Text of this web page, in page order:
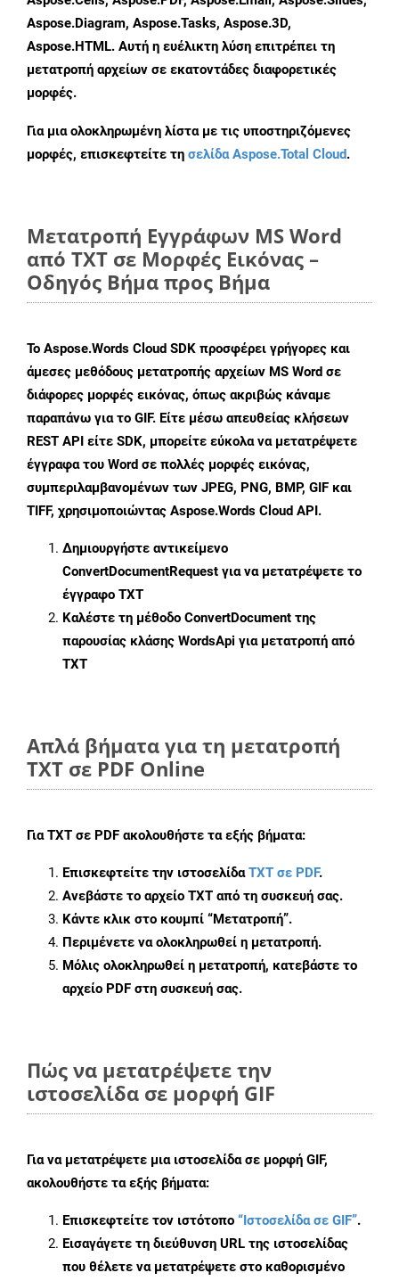
Aspose.Diagram, Aspose.Tasks, Aspose.3D,
Aspose.HTML. Αυτή η ευέλικτη λύση επιτρέπει τη
μετατροπή αρχείων σε εκατοντάδες διαφορετικές
μορφές.
Για μια ολοκληρωμένη λίστα με τις υποστηριζόμενες
μορφές, επισκεφτείτε τη σελίδα Aspose.Total Cloud.
Μετατροπή Εγγράφων MS Word
από TXT σε Μορφές Εικόνας –
Οδηγός Βήμα προς Βήμα
Το Aspose.Words Cloud SDK προσφέρει γρήγορες και
άμεσες μεθόδους μετατροπής αρχείων MS Word σε
διάφορες μορφές εικόνας, όπως ακριβώς κάναμε
παραπάνω για το GIF. Είτε μέσω απευθείας κλήσεων
REST API είτε SDK, μπορείτε εύκολα να μετατρέψετε
έγγραφα του Word σε πολλές μορφές εικόνας,
συμπεριλαμβανομένων των JPEG, PNG, BMP, GIF και
TIFF, χρησιμοποιώντας Aspose.Words Cloud API.
Δημιουργήστε αντικείμενο
ConvertDocumentRequest για να μετατρέψετε το
έγγραφο TXT
Καλέστε τη μέθοδο ConvertDocument της
παρουσίας κλάσης WordsApi για μετατροπή από
TXT
Απλά βήματα για τη μετατροπή
TXT σε PDF Online
ΓιαTXT σε PDF ακολουθήστε τα εξής βήματα:
Επισκεφτείτε την ιστοσελίδαTXT σε PDF.
Ανεβάστε το αρχείο TXT από τη συσκευή σας.
Κάντε κλικ στο κουμπί “Μετατροπή”.
Περιμένετε να ολοκληρωθεί η μετατροπή.
Μόλις ολοκληρωθεί η μετατροπή, κατεβάστε το
αρχείο PDF στη συσκευή σας.
Πώς να μετατρέψετε την
ιστοσελίδα σε μορφή GIF
Για να μετατρέψετε μια ιστοσελίδα σε μορφή GIF,
ακολουθήστε τα εξής βήματα:
Επισκεφτείτε τον ιστότοπο “Ιστοσελίδα σε GIF”.
Εισαγάγετε τη διεύθυνση URL της ιστοσελίδας
που θέλετε να μετατρέψετε στο καθορισμένο